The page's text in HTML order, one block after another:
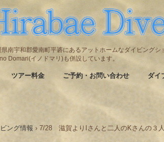
南宇和郡愛南町平碆にあるアットホームなダイビングシ
Domari(イノドマリ)も併設しています。
ツアー料金 ご予約・お問い合わせ ダイ
ング情報 › 7/28 滋賀よりIさんと二人のKさんの３